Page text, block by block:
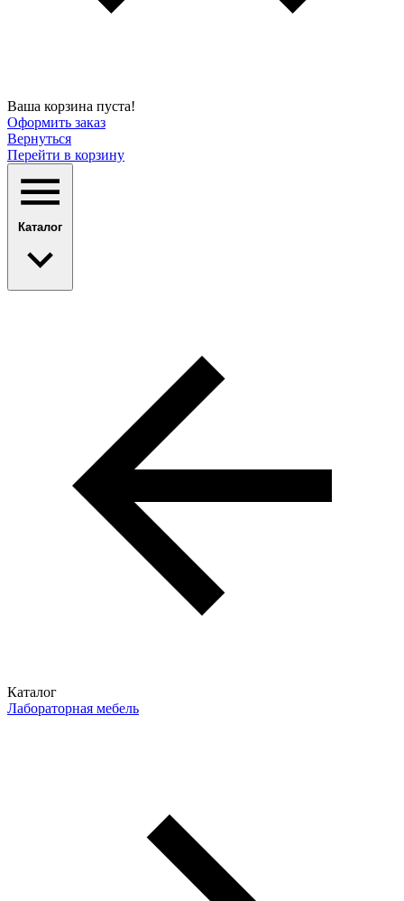
Ваша корзина пуста!
Оформить заказ
Вернуться
Перейти в корзину
Каталог
Каталог
Лабораторная мебель